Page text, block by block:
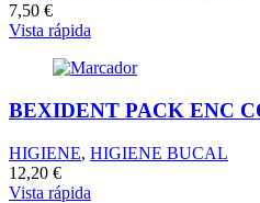
7,50 €
Vista rápida
BEXIDENT PACK ENC
HIGIENE, HIGIENE BUCAL
12,20 €
Vista rápida